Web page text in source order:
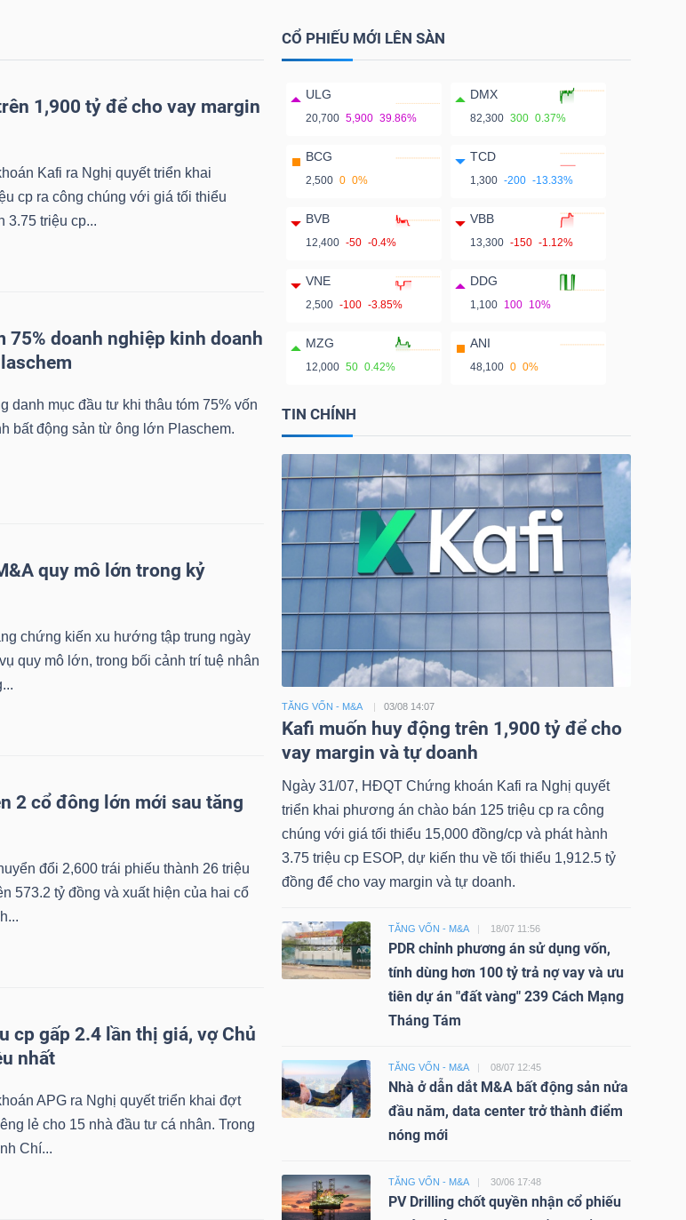
1,900 tỷ để cho vay margin
Kafi ra Nghị quyết triển khai
cp ra công chúng với giá tối thiểu
3.75 triệu cp...
75% doanh nghiệp kinh doanh
danh mục đầu tư khi thâu tóm 75% vốn
bất động sản từ ông lớn Plaschem.
quy mô lớn trong kỷ
chứng kiến xu hướng tập trung ngày
quy mô lớn, trong bối cảnh trí tuệ nhân
2 cổ đông lớn mới sau tăng
đổi 2,600 trái phiếu thành 26 triệu
573.2 tỷ đồng và xuất hiện của hai cổ
cp gấp 2.4 lần thị giá, vợ Chủ
nhất
APG ra Nghị quyết triển khai đợt
lẻ cho 15 nhà đầu tư cá nhân. Trong
Chí...
CỔ PHIẾU MỚI LÊN SÀN
ULG
20,700 5,900 39.86%
DMX
82,300 300 0.37%
BCG
2,500 0 0%
TCD
1,300 -200 -13.33%
BVB
12,400 -50 -0.4%
VBB
13,300 -150 -1.12%
VNE
2,500 -100 -3.85%
DDG
1,100 100 10%
MZG
12,000 50 0.42%
ANI
48,100 0 0%
TIN CHÍNH
TĂNG VỐN - M&A 03/08 14:07
Kafi muốn huy động trên 1,900 tỷ để cho
vay margin và tự doanh
Ngày 31/07, HĐQT Chứng khoán Kafi ra Nghị quyết
triển khai phương án chào bán 125 triệu cp ra công
chúng với giá tối thiểu 15,000 đồng/cp và phát hành
3.75 triệu cp ESOP, dự kiến thu về tối thiểu 1,912.5 tỷ
đồng để cho vay margin và tự doanh.
TĂNG VỐN - M&A 18/07 11:56
PDR chỉnh phương án sử dụng vốn,
tính dùng hơn 100 tỷ trả nợ vay và ưu
tiên dự án "đất vàng" 239 Cách Mạng
Tháng Tám
TĂNG VỐN - M&A 08/07 12:45
Nhà ở dẫn dắt M&A bất động sản nửa
đầu năm, data center trở thành điểm
nóng mới
TĂNG VỐN - M&A 30/06 17:48
PV Drilling chốt quyền nhận cổ phiếu